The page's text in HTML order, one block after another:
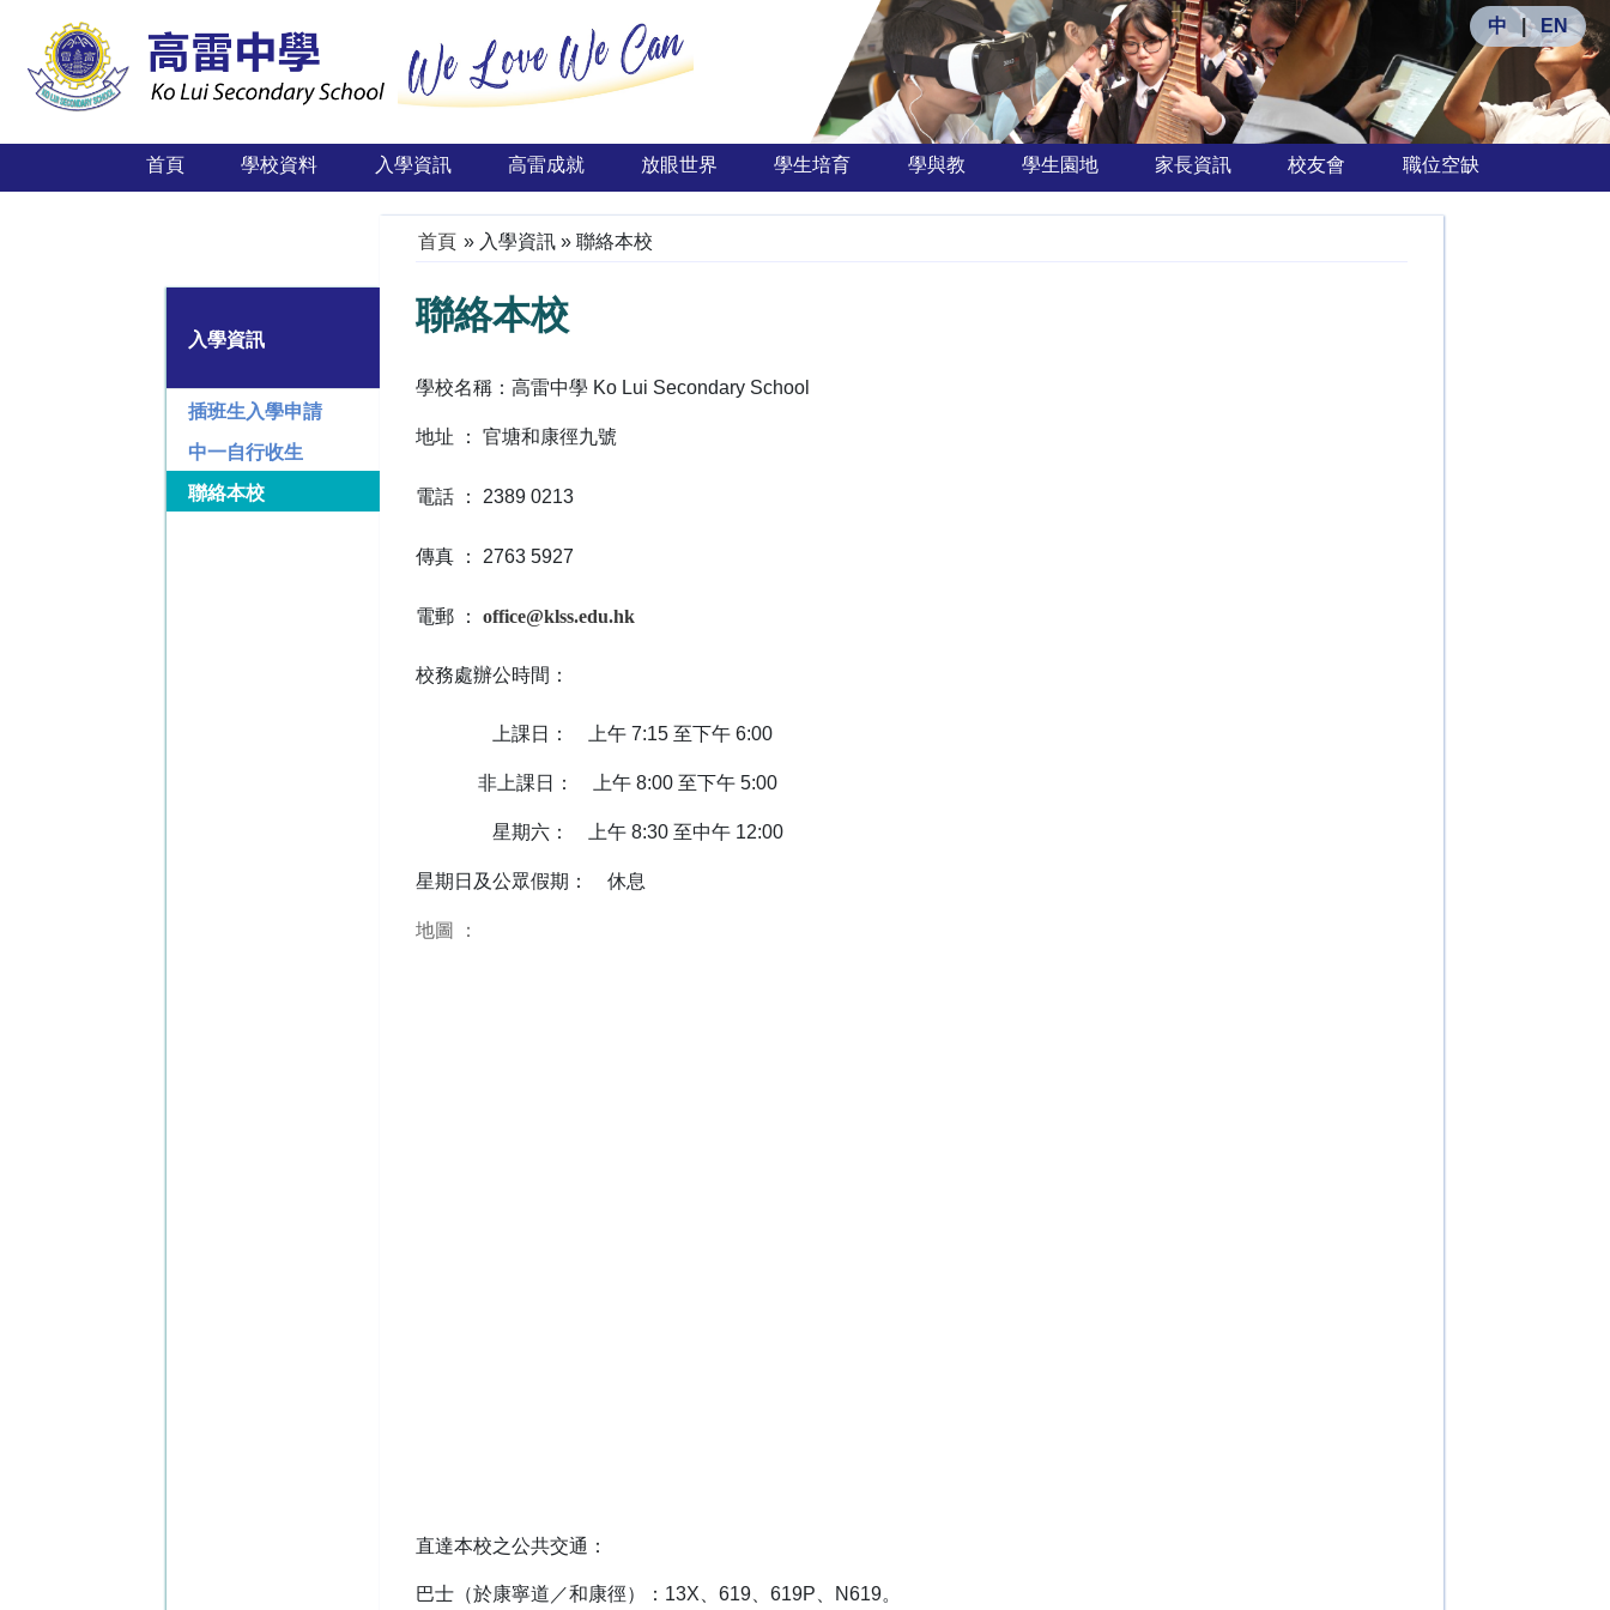
中 | EN
首頁 學校資料 入學資訊 高雷成就 放眼世界 學生培育 學與教 學生園地 家長資訊 校友會 職位空缺
入學資訊
插班生入學申請
中一自行收生
聯絡本校
首頁 » 入學資訊» 聯絡本校
聯絡本校
學校名稱：高雷中學 Ko Lui Secondary School
地址 ： 官塘和康徑九號
電話 ： 2389 0213
傳真 ： 2763 5927
電郵 ： office@klss.edu.hk
校務處辦公時間：
上課日： 上午 7:15 至下午 6:00
非上課日： 上午 8:00 至下午 5:00
星期六： 上午 8:30 至中午 12:00
星期日及公眾假期： 休息
地圖 ：
直達本校之公共交通：
巴士（於康寧道／和康徑）：13X、619、619P、N619。